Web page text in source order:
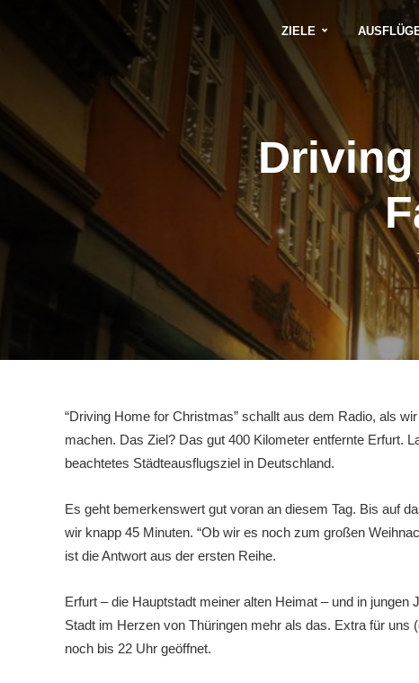
ZIELE
“Driving Home for Christmas” schallt aus dem Radio, als
machen. Das Ziel? Das gut 400 Kilometer entfernte Erfurt.
beachtetes Städteausflugsziel in Deutschland.
Es geht bemerkenswert gut voran an diesem Tag. Bis auf
wir knapp 45 Minuten. “Ob wir es noch zum großen
ist die Antwort aus der ersten Reihe.
Erfurt – die Hauptstadt meiner alten Heimat – und in
Stadt im Herzen von Thüringen mehr als das. Extra für
noch bis 22 Uhr geöffnet.